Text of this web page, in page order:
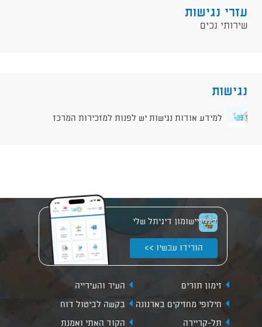
עזרי נגישות
שירותי נכים
נגישות
למידע אודות נגישות יש לפנות למזכירות המרכז
יישומון דיגיתל שלי
הורידו עכשיו >>
זימון תורים
העיר והעירייה
חילופי מחזיקים בארנונה
בקשה לביטול דוח
תל-קריירה
הקוד האתי ואמנת